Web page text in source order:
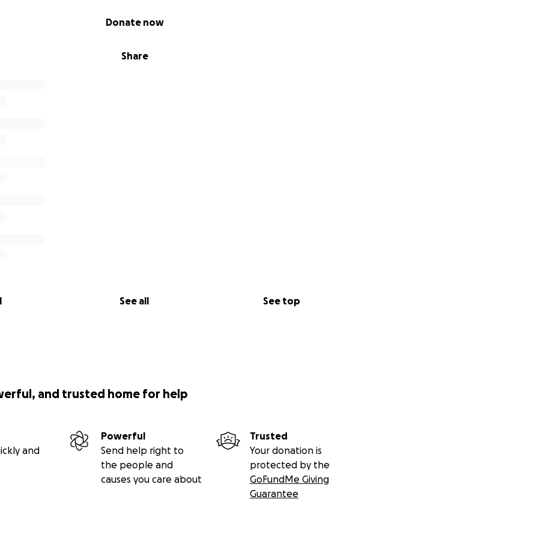
Share
Donate now
See all See top
and trusted home for help
and
Powerful
Send help right to
the people and
causes you care about
Trusted
Your donation is
protected by the
GoFundMe Giving
Guarantee